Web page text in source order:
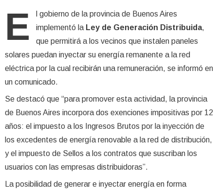
E
l gobierno de la provincia de Buenos Aires
implementó la Ley de Generación Distribuida,
que permitirá a los vecinos que instalen paneles
solares puedan inyectar su energía remanente a la red
eléctrica por la cual recibirán una remuneración, se informó en
un comunicado.
Se destacó que “para promover esta actividad, la provincia
de Buenos Aires incorpora dos exenciones impositivas por 12
años: el impuesto a los Ingresos Brutos por la inyección de
los excedentes de energía renovable a la red de distribución,
y el impuesto de Sellos a los contratos que suscriban los
usuarios con las empresas distribuidoras”.
La posibilidad de generar e inyectar energía en forma